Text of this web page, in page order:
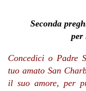
Seconda
per
Concedici o Padre
tuo amato San
il suo amore, per